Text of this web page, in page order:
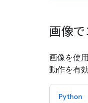
画像
画像を使
動作を有
Python